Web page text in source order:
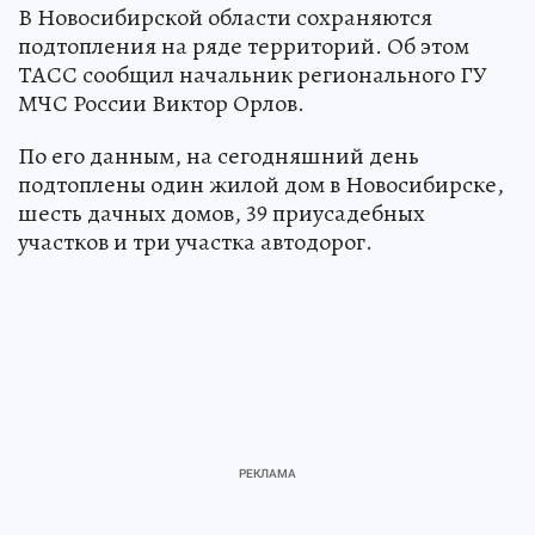
В Новосибирской области сохраняются
подтопления на ряде территорий. Об этом
ТАСС сообщил начальник регионального ГУ
МЧС России Виктор Орлов.
По его данным, на сегодняшний день
подтоплены один жилой дом в Новосибирске,
шесть дачных домов, 39 приусадебных
участков и три участка автодорог.